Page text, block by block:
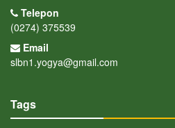
Telepon
(0274) 375539
Email
slbn1.yogya@gmail.com
Tags